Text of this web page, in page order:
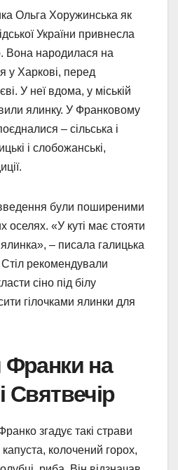
Ольга Хоружинська як
України привнесла
Вона народилася на
у Харкові, перед
У неї вдома, у міській
ялинку. У Франковому
– сільська і
і слобожанські,
були поширеними
оселях. «У куті має стояти
– писала галицька
рекомендували
сіно під білу
гілочками ялинки для
на
Святвечір
згадує такі страви
колочений горох,